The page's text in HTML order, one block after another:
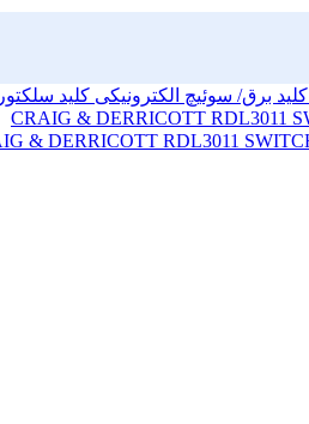
کلید برق/ سوئیچ الکترونیکی کلید سلکتور